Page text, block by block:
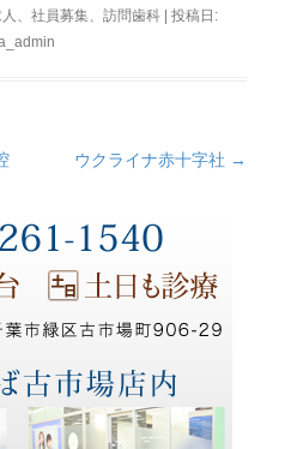
、社員募集、訪問歯科 | 投稿日:
ウクライナ赤十字社 →